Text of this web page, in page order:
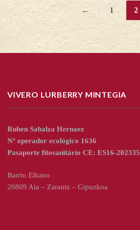
← 1 2
VIVERO LURBERRY MINTEGIA
Ruben Sabalza Hernaez
Nº operador ecológico 1636
Pasaporte fitosanitário CE: ES16-202335
Barrio Elkano
20809 Aia – Zarautz – Gipuzkoa